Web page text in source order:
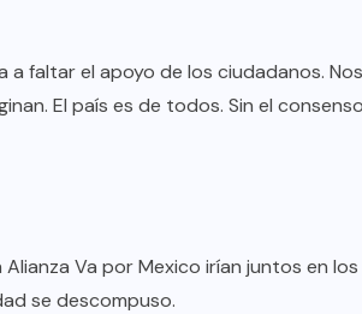
a faltar el apoyo de los ciudadanos.
El país es de todos. Sin el
Va por Mexico irían juntos en
se descompuso.